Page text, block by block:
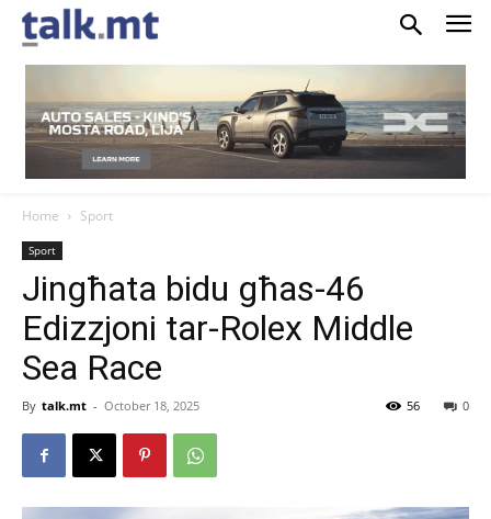
Home Sport
Sport
Jingħata bidu għas-46
Edizzjoni tar-Rolex Middle
Sea Race
By talk.mt - October 18, 2025 0
56